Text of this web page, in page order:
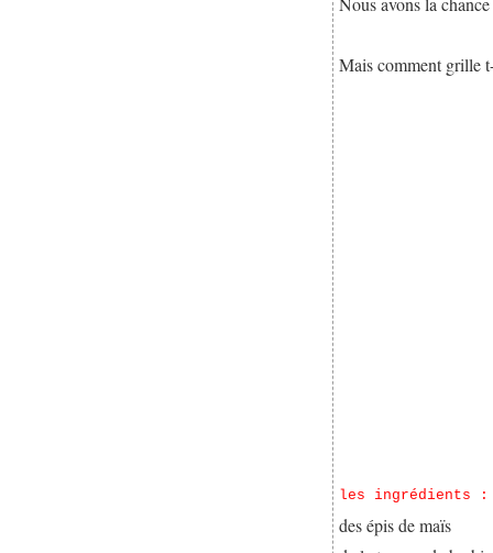
Mais comment grille
les ingrédients :
des épis de maïs